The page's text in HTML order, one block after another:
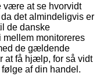
være at se hvorvidt
det almindeligvis er
de danske
mellem monitoreres
de gældende
at få hjælp, for så vidt
af din handel.